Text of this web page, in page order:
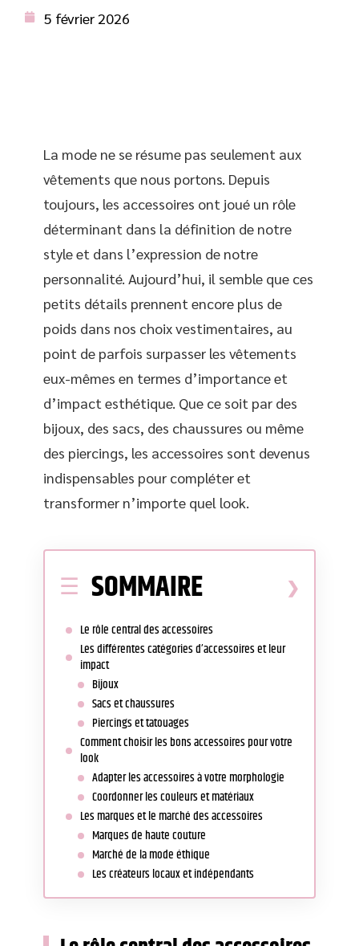
5 février 2026
La mode ne se résume pas seulement aux
vêtements que nous portons. Depuis
toujours, les accessoires ont joué un rôle
déterminant dans la définition de notre
style et dans l’expression de notre
personnalité. Aujourd’hui, il semble que ces
petits détails prennent encore plus de
poids dans nos choix vestimentaires, au
point de parfois surpasser les vêtements
eux-mêmes en termes d’importance et
d’impact esthétique. Que ce soit par des
bijoux, des sacs, des chaussures ou même
des piercings, les accessoires sont devenus
indispensables pour compléter et
transformer n’importe quel look.
SOMMAIRE
Le rôle central des accessoires
Les différentes catégories d’accessoires et leur
impact
Bijoux
Sacs et chaussures
Piercings et tatouages
Comment choisir les bons accessoires pour votre
look
Adapter les accessoires à votre morphologie
Coordonner les couleurs et matériaux
Les marques et le marché des accessoires
Marques de haute couture
Marché de la mode éthique
Les créateurs locaux et indépendants